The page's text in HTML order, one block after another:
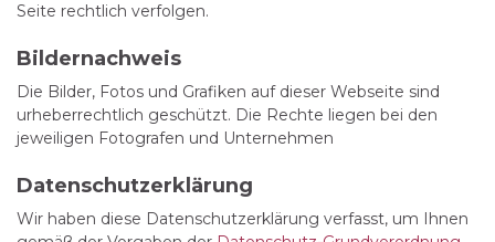
Seite rechtlich verfolgen.
Bildernachweis
Die Bilder, Fotos und Grafiken auf dieser Webseite sind
urheberrechtlich geschützt. Die Rechte liegen bei den
jeweiligen Fotografen und Unternehmen
Datenschutzerklärung
Wir haben diese Datenschutzerklärung verfasst, um Ihnen